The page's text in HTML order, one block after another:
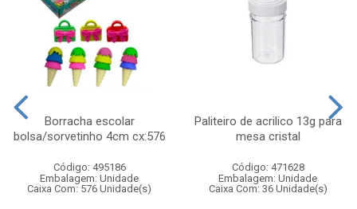
Borracha escolar
bolsa/sorvetinho 4cm cx:576
Código: 495186
Embalagem: Unidade
Caixa Com: 576 Unidade(s)
Paliteiro de acrilico 13g para
mesa cristal
Código: 471628
Embalagem: Unidade
Caixa Com: 36 Unidade(s)